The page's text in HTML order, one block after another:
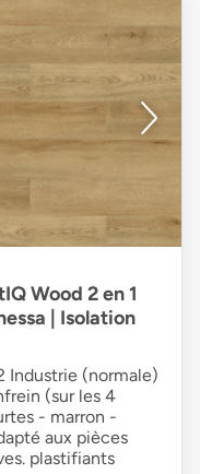
Wood 2 en 1
| Isolation
Industrie (normale)
(sur les 4
- marron -
aux pièces
plastifiants